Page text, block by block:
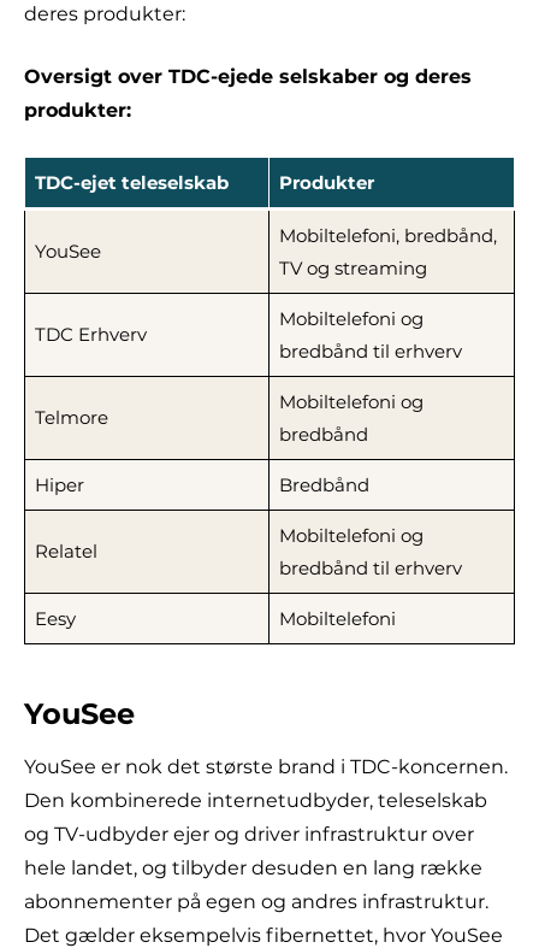
deres produkter:
Oversigt over TDC-ejede selskaber og deres
produkter:
TDC-ejet teleselskab Produkter
YouSee
Mobiltelefoni, bredbånd,
TV og streaming
TDC Erhverv
Mobiltelefoni og
bredbånd til erhverv
Telmore
Mobiltelefoni og
bredbånd
Hiper Bredbånd
Relatel
Mobiltelefoni og
bredbånd til erhverv
Eesy Mobiltelefoni
YouSee
YouSee er nok det største brand i TDC-koncernen.
Den kombinerede internetudbyder, teleselskab
og TV-udbyder ejer og driver infrastruktur over
hele landet, og tilbyder desuden en lang række
abonnementer på egen og andres infrastruktur.
Det gælder eksempelvis fibernettet, hvor YouSee